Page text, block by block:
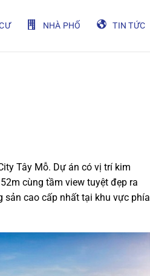
NHÀ PHỐ TIN TỨC
Tây Mỗ. Dự án có vị trí kim
cùng tầm view tuyệt đẹp ra
sản cao cấp nhất tại khu vực phía